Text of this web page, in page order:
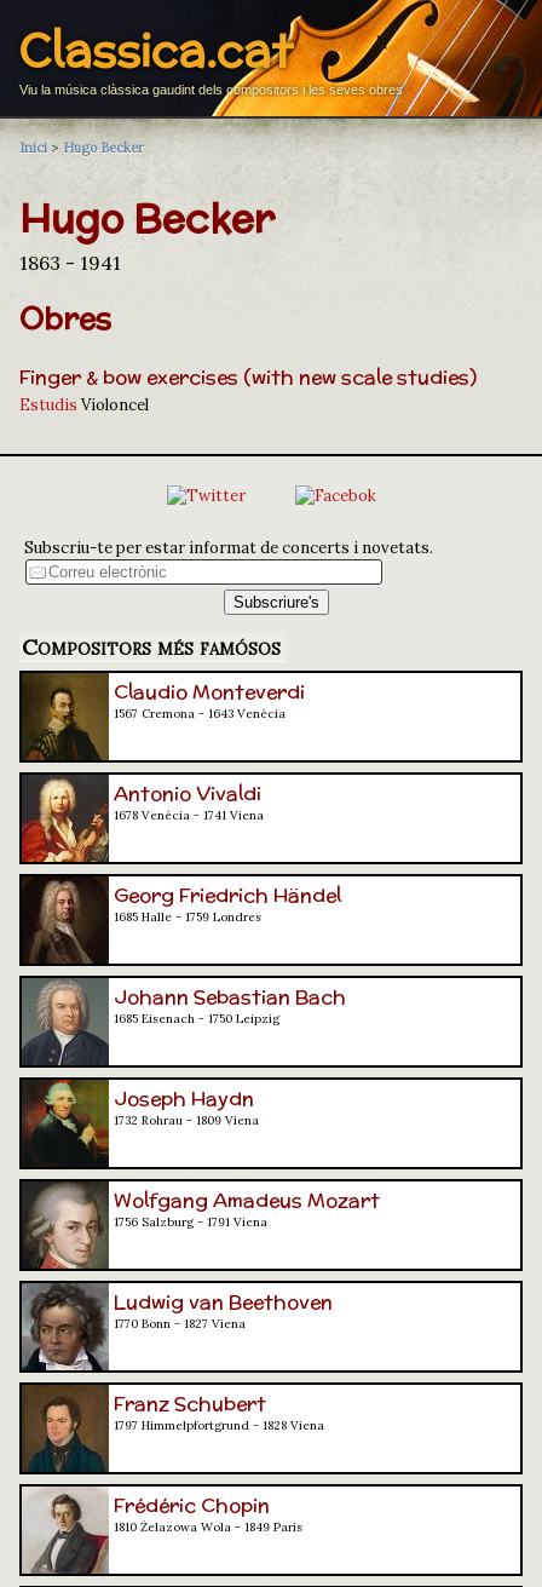
Classica.cat
Viu la música clàssica gaudint dels compositors i les seves obres
Inici > Hugo Becker
Hugo Becker
1863 - 1941
Obres
Finger & bow exercises (with new scale studies)
Estudis Violoncel
Subscriu-te per estar informat de concerts i novetats.
Compositors més famósos
Claudio Monteverdi
1567 Cremona - 1643 Venècia
Antonio Vivaldi
1678 Venècia - 1741 Viena
Georg Friedrich Händel
1685 Halle - 1759 Londres
Johann Sebastian Bach
1685 Eisenach - 1750 Leipzig
Joseph Haydn
1732 Rohrau - 1809 Viena
Wolfgang Amadeus Mozart
1756 Salzburg - 1791 Viena
Ludwig van Beethoven
1770 Bonn - 1827 Viena
Franz Schubert
1797 Himmelpfortgrund - 1828 Viena
Frédéric Chopin
1810 Żelazowa Wola - 1849 París